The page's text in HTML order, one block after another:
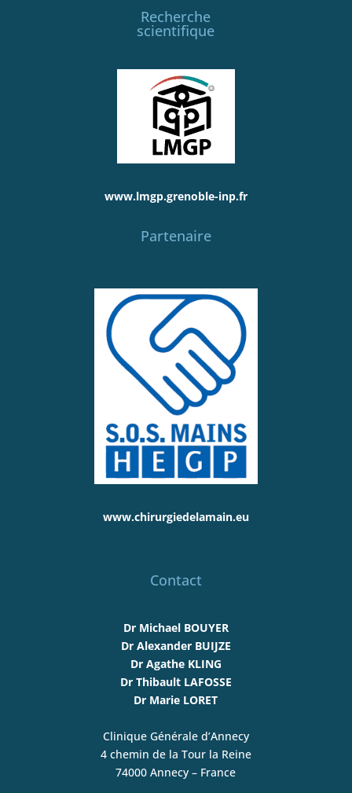
Recherche
scientifique
www.lmgp.grenoble-inp.fr
Partenaire
www.chirurgiedelamain.eu
Contact
Dr Michael BOUYER
Dr Alexander BUIJZE
Dr Agathe KLING
Dr Thibault LAFOSSE
Dr Marie LORET
Clinique Générale d’Annecy
4 chemin de la Tour la Reine
74000 Annecy – France